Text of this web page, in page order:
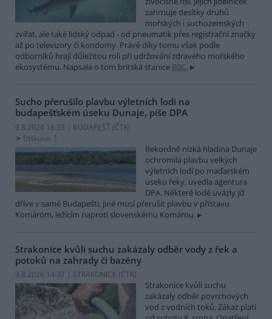
zahrnuje desítky druhů
mořských i suchozemských
zvířat, ale také lidský odpad - od pneumatik přes registrační značky
až po televizory či kondomy. Právě díky tomu však podle
odborníků hrají důležitou roli při udržování zdravého mořského
ekosystému. Napsala o tom britská stanice BBC.
Sucho přerušilo plavbu výletních lodí na
budapešťském úseku Dunaje, píše DPA
9.8.2026 16:33 | BUDAPEŠŤ (ČTK)
Diskuse: 1
Rekordně nízká hladina Dunaje
ochromila plavbu velkých
výletních lodí po maďarském
úseku řeky, uvedla agentura
DPA. Některé lodě uvázly již
dříve v samé Budapešti, jiné musí přerušit plavbu v přístavu
Komárom, ležícím naproti slovenskému Komárnu.
Strakonice kvůli suchu zakázaly odběr vody z řek a
potoků na zahrady či bazény
9.8.2026 14:37 | STRAKONICE (ČTK)
Strakonice kvůli suchu
zakázaly odběr povrchových
vod z vodních toků. Zákaz platí